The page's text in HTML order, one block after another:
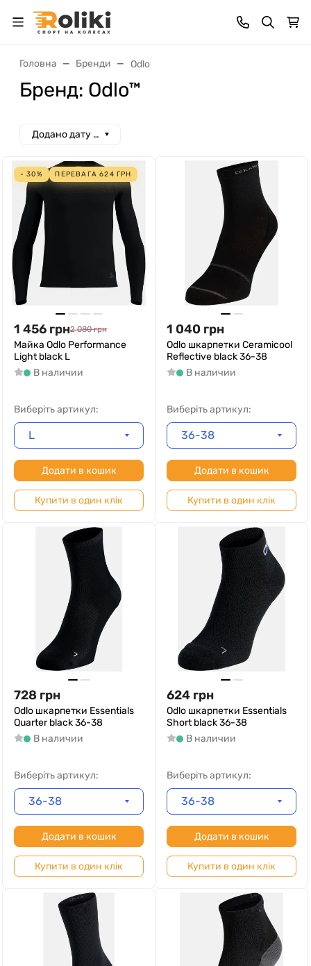
Головна Бренди Odlo
Бренд: Odlo™
Додано дату спад
- 30% ПЕРЕВАГА624 ГРН
1 456 грн2 080 грн
Майка Odlo Performance
Light black L
В наличии
Виберіть артикул:
L
Додати в кошик
Купити в один клік
1 040 грн
Odlo шкарпетки Ceramicool
Reflective black 36-38
В наличии
Виберіть артикул:
36-38
Додати в кошик
Купити в один клік
728 грн
Odlo шкарпетки Essentials
Quarter black 36-38
В наличии
Виберіть артикул:
36-38
Додати в кошик
Купити в один клік
624 грн
Odlo шкарпетки Essentials
Short black 36-38
В наличии
Виберіть артикул:
36-38
Додати в кошик
Купити в один клік